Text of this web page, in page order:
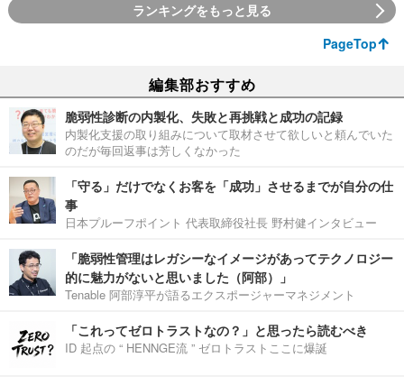
ランキングをもっと見る
PageTop
編集部おすすめ
脆弱性診断の内製化、失敗と再挑戦と成功の記録
内製化支援の取り組みについて取材させて欲しいと頼んでいた
のだが毎回返事は芳しくなかった
「守る」だけでなくお客を「成功」させるまでが自分の仕
事
日本プルーフポイント 代表取締役社長 野村健インタビュー
「脆弱性管理はレガシーなイメージがあってテクノロジー
的に魅力がないと思いました（阿部）」
Tenable 阿部淳平が語るエクスポージャーマネジメント
「これってゼロトラストなの？」と思ったら読むべき
ID 起点の “ HENNGE流 ” ゼロトラストここに爆誕